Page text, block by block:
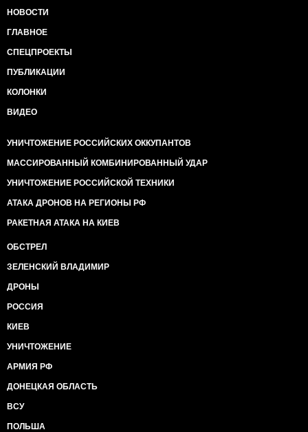
НОВОСТИ
ГЛАВНОЕ
СПЕЦПРОЕКТЫ
ПУБЛИКАЦИИ
КОЛОНКИ
ВИДЕО
УНИЧТОЖЕНИЕ РОССИЙСКИХ ОККУПАНТОВ
МАССИРОВАННЫЙ КОМБИНИРОВАННЫЙ УДАР
УНИЧТОЖЕНИЕ РОССИЙСКОЙ ТЕХНИКИ
АТАКА ДРОНОВ НА РЕГИОНЫ РФ
РАКЕТНАЯ АТАКА НА КИЕВ
ОБСТРЕЛ
ЗЕЛЕНСКИЙ ВЛАДИМИР
ДРОНЫ
РОССИЯ
КИЕВ
УНИЧТОЖЕНИЕ
АРМИЯ РФ
ДОНЕЦКАЯ ОБЛАСТЬ
ВСУ
ПОЛЬША